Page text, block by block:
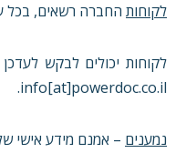
לקוחות החברה רשאים, בכל
לקוחות יכולים לבקש
info[at]powerdoc.co.il.
נמענים – אמנם מידע אישי